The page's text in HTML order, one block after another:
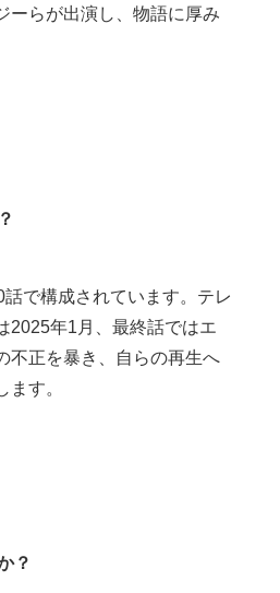
ーらが出演し、物語に厚み
で構成されています。テレ
2025年1月、最終話ではエ
不正を暴き、自らの再生へ
ます。
？